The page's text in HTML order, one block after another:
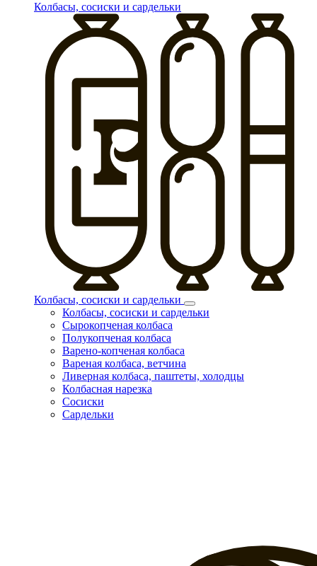
Колбасы, сосиски и сардельки
Колбасы, сосиски и сардельки
Колбасы, сосиски и сардельки
Сырокопченая колбаса
Полукопченая колбаса
Варено-копченая колбаса
Вареная колбаса, ветчина
Ливерная колбаса, паштеты, холодцы
Колбасная нарезка
Сосиски
Сардельки